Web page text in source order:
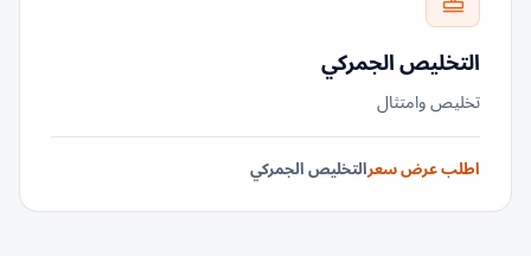
التخليص الجمركي
تخليص وامتثال
اطلب عرض سعرالتخليص الجمركي